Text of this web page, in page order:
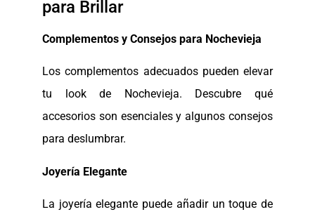
para Brillar
Complementos y Consejos para Nochevieja
Los complementos adecuados pueden elevar
tu look de Nochevieja. Descubre qué
accesorios son esenciales y algunos consejos
para deslumbrar.
Joyería Elegante
La joyería elegante puede añadir un toque de